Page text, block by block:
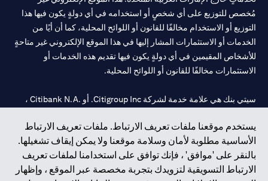
يستخدم موقعنا ملفات تعريف الارتباط. ملفات تعريف الارتباط
الأساسية مطلوبة لأمان وسلامة موقعنا ولا يمكن إيقاف تشغيلها.
بالنقر على 'موافق' ، فإنك توافق على استخدامنا لملفات تعريف
الارتباط التسويقية لتزويدك بتجربة مخصصة عبر الموقع ، وإظهار
مُخصص للتوزيع على أي شخصٍ أو استخدامه في أي دولةٍ يكون فيها هذا
التوزيع أو الاستخدام مخالفًا للقانون أو اللوائح المحلية، كما أن أيًا من
الخدمات أو الاستثمارات المشار إليها في هذا الموقع الإلكتروني غير متاحةٍ
للأشخاص المقيمين في أي دولةٍ يكون فيها تقديم هذه الخدمات أو
الاستثمارات مخالفًا للقانون أو اللوائح المحلية.
سيتي بنك هي علامة خدمة لشركة Citigroup Inc. أو .Citibank N.A ،
سيتي بنك إن. إيه. الإمارات مسجل لدى مصرف الإمارات المركزي تحت
أرقام التراخيص 202563 لفرع الوصل في دبي، 531989 لفرع مول
الإمارات في دبي، وCN-1002019لفرع أبوظبي. هاتف: 4000 311 04.